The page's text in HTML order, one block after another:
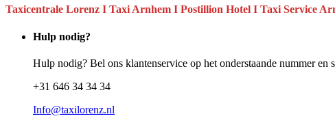
Taxicentrale Lorenz I Taxi Arnhem I Postillion Hotel I Taxi Service
Hulp nodig?
Hulp nodig? Bel ons klantenservice op het onderstaande nummer
+31 646 34 34 34
Info@taxilorenz.nl